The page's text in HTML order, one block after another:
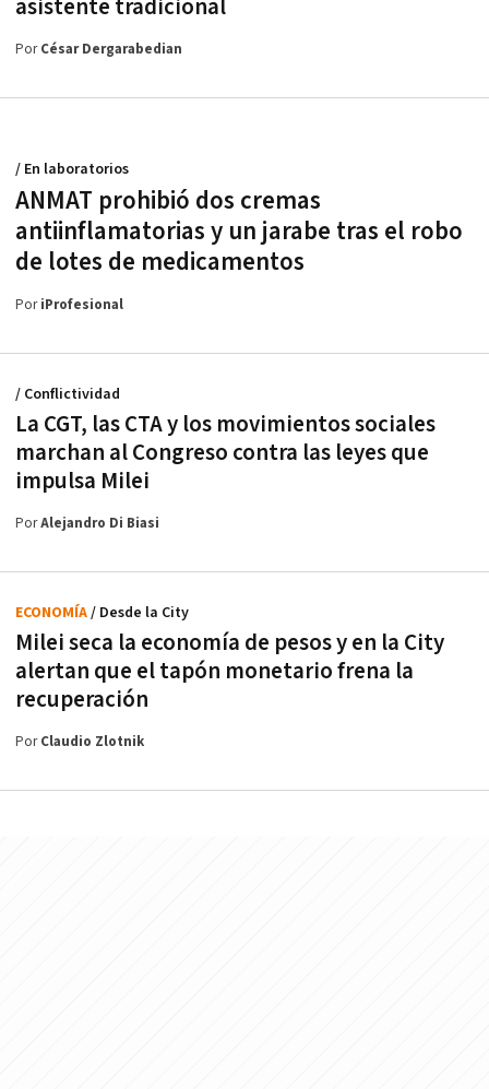
asistente tradicional
PorCésar Dergarabedian
ANMAT prohibió dos cremas
antiinflamatorias y un jarabe tras el robo
de lotes de medicamentos
/ En laboratorios
PoriProfesional
La CGT, las CTA y los movimientos sociales
marchan al Congreso contra las leyes que
impulsa Milei
/ Conflictividad
PorAlejandro Di Biasi
Milei seca la economía de pesos y en la City
alertan que el tapón monetario frena la
recuperación
ECONOMÍA/ Desde la City
PorClaudio Zlotnik